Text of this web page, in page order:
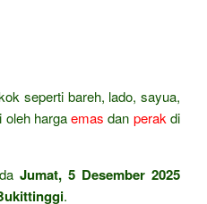
seperti bareh, lado, sayua,
oleh hargaemas dan perak di
Jumat, 5 Desember 2025
.